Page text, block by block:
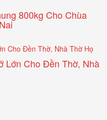
800kg Cho Chùa
Lớn Cho Đền Thờ, Nhà